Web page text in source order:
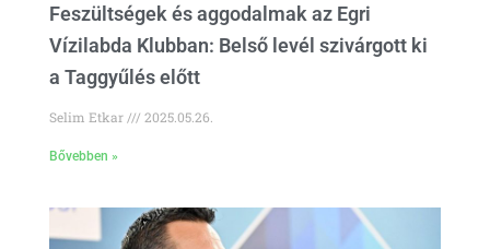
Feszültségek és aggodalmak az Egri
Vízilabda Klubban: Belső levél szivárgott ki
a Taggyűlés előtt
Selim Etkar 2025.05.26.
Bővebben »